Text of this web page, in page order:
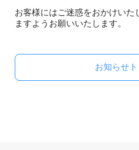
お客様にはご迷惑をおかけい
ますようお願いいたします。
お知らせ